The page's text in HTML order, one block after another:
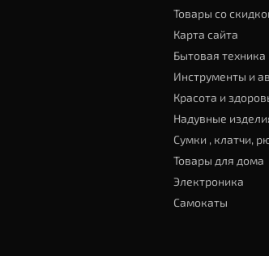
Товары со
Карта сайта
Бытовая техника
Инструменты и
Красота и
Надувные
Сумки , клатчи,
Товары для дома
Электроника
Самокаты